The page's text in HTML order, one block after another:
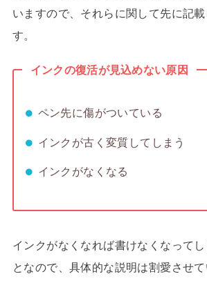
いますので、それらに関して先に記
す。
インクの復活が見込めない原因
ペン先に傷がついている
インクが古く変質してしまう
インクがなくなる
インクがなくなれば書けなくなって
となので、具体的な説明は割愛させて